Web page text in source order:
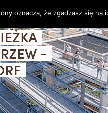
oznacza, że zgadzasz się na